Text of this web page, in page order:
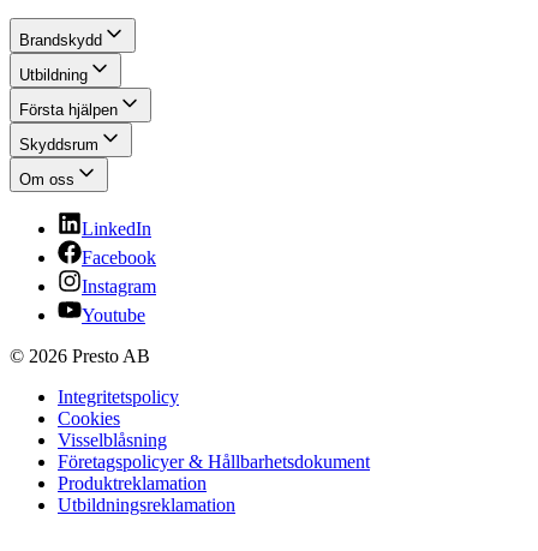
Brandskydd
Utbildning
Första hjälpen
Skyddsrum
Om oss
LinkedIn
Facebook
Instagram
Youtube
© 2026 Presto AB
Integritetspolicy
Cookies
Visselblåsning
Företagspolicyer & Hållbarhetsdokument
Produktreklamation
Utbildningsreklamation